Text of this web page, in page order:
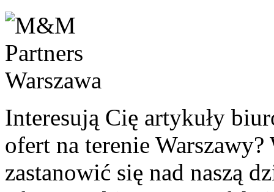
Interesują Cię artykuły
ofert na terenie
zastanowić się nad naszą